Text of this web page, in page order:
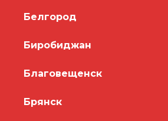
Белгород
Биробиджан
Благовещенск
Брянск